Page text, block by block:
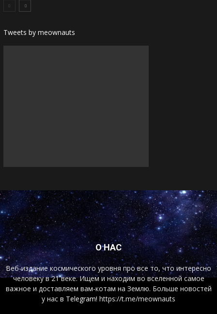
Tweets by meownauts
О НАС
Веб-издание космического уровня про все то, что интересно
человеку в 21 веке. Ищем и находим во вселенной самое
важное и доставляем вам-котам на Землю. Больше новостей
у нас в Telegram! https://t.me/meownauts